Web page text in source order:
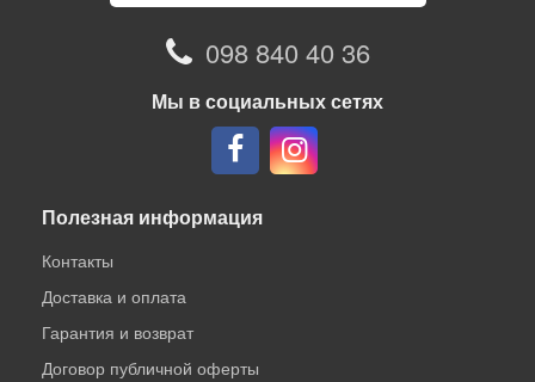
098 840 40 36
Мы в социальных сетях
Полезная информация
Контакты
Доставка и оплата
Гарантия и возврат
Договор публичной оферты